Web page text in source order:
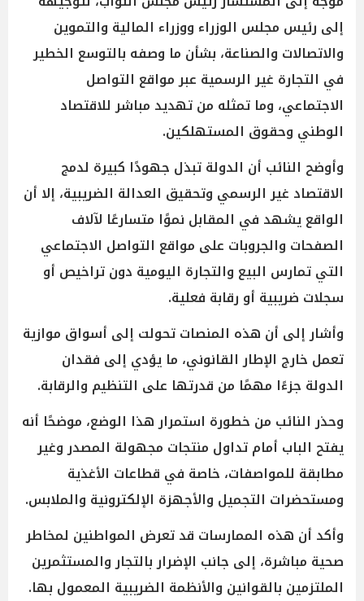
إلى رئيس مجلس الوزراء ووزراء المالية والتموين
والاتصالات والصناعة، بشأن ما وصفه بالتوسع الخطير
في التجارة غير الرسمية عبر مواقع التواصل
الاجتماعي، وما تمثله من تهديد مباشر للاقتصاد
الوطني وحقوق المستهلكين.
وأوضح النائب أن الدولة تبذل جهودًا كبيرة لدمج
الاقتصاد غير الرسمي وتحقيق العدالة الضريبية، إلا أن
الواقع يشهد في المقابل نموًا متسارعًا لآلاف
الصفحات والجروبات على مواقع التواصل الاجتماعي
التي تمارس البيع والتجارة اليومية دون تراخيص أو
سجلات ضريبية أو رقابة فعلية.
وأشار إلى أن هذه المنصات تحولت إلى أسواق موازية
تعمل خارج الإطار القانوني، ما يؤدي إلى فقدان
الدولة جزءًا مهمًا من قدرتها على التنظيم والرقابة.
وحذر النائب من خطورة استمرار هذا الوضع، موضحًا أنه
يفتح الباب أمام تداول منتجات مجهولة المصدر وغير
مطابقة للمواصفات، خاصة في قطاعات الأغذية
ومستحضرات التجميل والأجهزة الإلكترونية والملابس.
وأكد أن هذه الممارسات قد تعرض المواطنين لمخاطر
صحية مباشرة، إلى جانب الإضرار بالتجار والمستثمرين
الملتزمين بالقوانين والأنظمة الضريبية المعمول بها.